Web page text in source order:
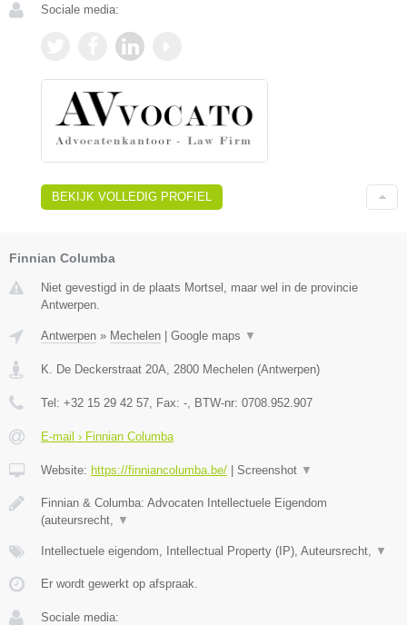
Sociale media:
BEKIJK VOLLEDIG PROFIEL
Finnian Columba
Niet gevestigd in de plaats Mortsel, maar wel in de provincie
Antwerpen.
Antwerpen » Mechelen | Google maps ▼
K. De Deckerstraat 20A 2800 Mechelen (Antwerpen)
Tel: +32 15 29 42 57 , Fax: - , BTW-nr: 0708.952.907
E-mail › Finnian Columba
Website: https://finniancolumba.be/ | Screenshot ▼
Finnian & Columba: Advocaten Intellectuele Eigendom
(auteursrecht,
▼
Intellectuele eigendom, Intellectual Property (IP), Auteursrecht, ▼
Er wordt gewerkt op afspraak.
Sociale media: